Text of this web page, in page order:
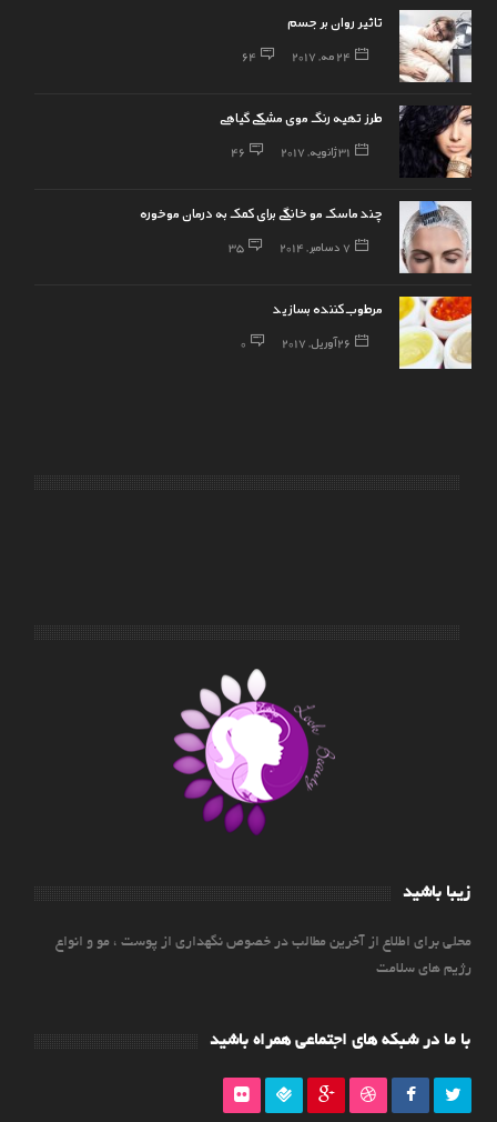
تاثیر روان بر جسم
24 مه, 2017 64
طرز تهیه رنگ موی مشکی گیاهی
31 ژانویه, 2017 46
چند ماسک مو خانگی برای کمک به درمان موخوره
7 دسامبر, 2014 35
26 آوریل, 2017 0
زیبا باشید
محلی برای اطلاع از آخرین مطالب در خصوص نگهداری از پوست ، مو و انواع
رژیم های سلامت
با ما در شبکه های اجتماعی همراه باشید